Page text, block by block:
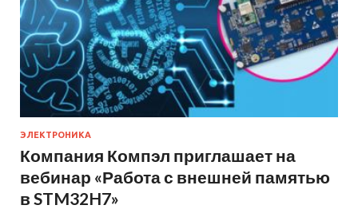
ЭЛЕКТРОНИКА
Компания Компэл приглашает на
вебинар «Работа с внешней памятью
в STM32H7»